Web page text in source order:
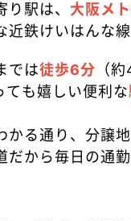
駅は、 大阪メ
近鉄けいはんな線
では徒歩6分 （
も嬉しい便利な
かる通り、分譲
だから毎日の通